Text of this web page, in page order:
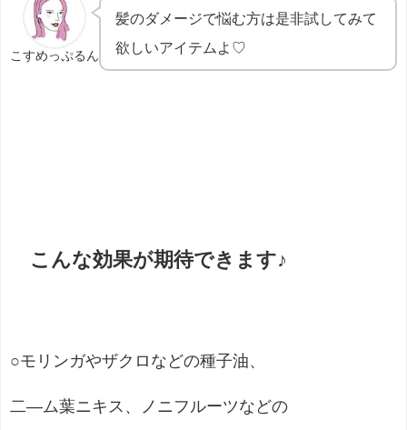
こすめっぷるん
髪のダメージで悩む方は是非試してみて
欲しいアイテムよ♡
こんな効果が期待できます♪
○モリンガやザクロなどの種子油、
二―ム葉ニキス、ノニフルーツなどの